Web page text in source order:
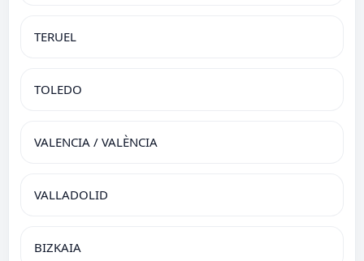
TERUEL
TOLEDO
VALENCIA / VALÈNCIA
VALLADOLID
BIZKAIA